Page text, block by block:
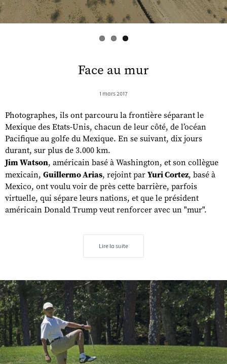
Face au mur
1 mars 2017
Photographes, ils ont parcouru la frontière séparant le
Mexique des Etats-Unis, chacun de leur côté, de l’océan
Pacifique au golfe du Mexique. En se suivant, dix jours
durant, sur plus de 3.000 km.
Jim Watson, américain basé à Washington, et son collègue
mexicain, Guillermo Arias, rejoint par Yuri Cortez, basé à
Mexico, ont voulu voir de près cette barrière, parfois
virtuelle, qui sépare leurs nations, et que le président
américain Donald Trump veut renforcer avec un "mur".
Lire la suite